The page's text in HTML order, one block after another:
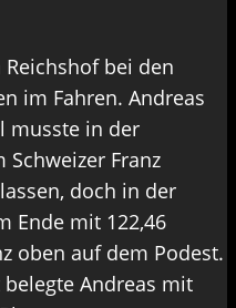
bei den
im Fahren. Andreas
musste in der
Franz
doch in der
Ende mit 122,46
oben auf dem Podest.
Andreas mit